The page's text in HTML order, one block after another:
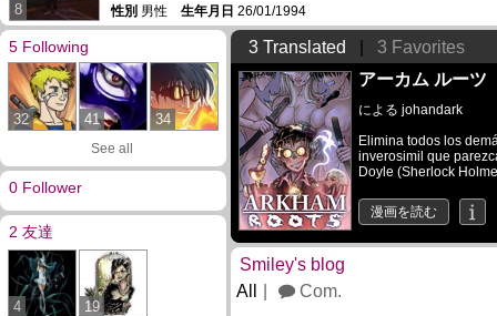
8
性別 男性 生年月日 26/01/1994
5 Following
32 41 34
See all
0 Follower
2 友達
4 19
3 Translated
3 Favorites
アーカム ルーツ
による johandark
Elimina todos los
inverosimil que
Doyle (Sherlock
漫画を読む
Smiley's blog
All
Com.